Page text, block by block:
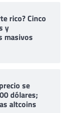
rico? Cinco
y
masivos
se
dólares;
altcoins